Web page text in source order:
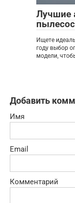
Лучшие
Ищете
году выбор
модели,
Добавить
Имя
Email
Комментарий